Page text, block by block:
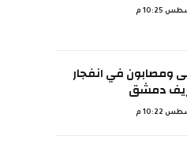
ومصابون في انفجار
دمشق